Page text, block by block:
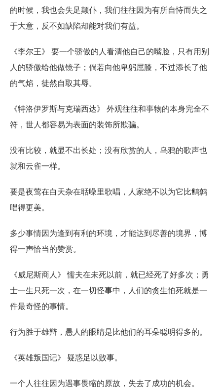
的时候，我也会失足颠仆，我们往往因为有所自恃而失之
于大意，反不如缺陷却能对我们有益。
《李尔王》 要一个骄傲的人看清他自己的嘴脸，只有用别
人的骄傲给他做镜子；倘若向他卑躬屈膝，不过添长了他
的气焰，徒然自取其辱。
《特洛伊罗斯与克瑞西达》 外观往往和事物的本身完全不
符，世人都容易为表面的装饰所欺骗。
没有比较，就显不出长处；没有欣赏的人，乌鸦的歌声也
就和云雀一样。
要是夜莺在白天杂在聒噪里歌唱，人家绝不以为它比鹪鹩
唱得更美。
多少事情因为逢到有利的环境，才能达到尽善的境界，博
得一声恰当的赞赏。
《威尼斯商人》 懦夫在未死以前，就已经死了好多次；勇
士一生只死一次，在一切怪事中，人们的贪生怕死就是一
件最奇怪的事情。
行为胜于雄辩，愚人的眼睛是比他们的耳朵聪明得多的。
《英雄叛国记》 疑惑足以败事。
一个人往往因为遇事畏缩的原故，失去了成功的机会。